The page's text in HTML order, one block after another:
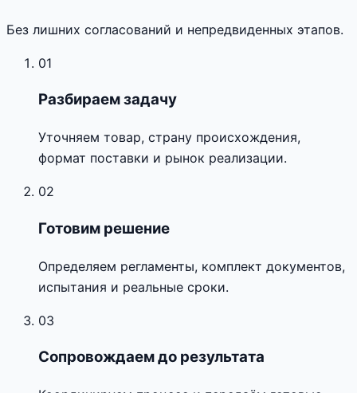
Без лишних согласований и непредвиденных этапов.
01
Разбираем задачу
Уточняем товар, страну происхождения,
формат поставки и рынок реализации.
02
Готовим решение
Определяем регламенты, комплект документов,
испытания и реальные сроки.
03
Сопровождаем до результата